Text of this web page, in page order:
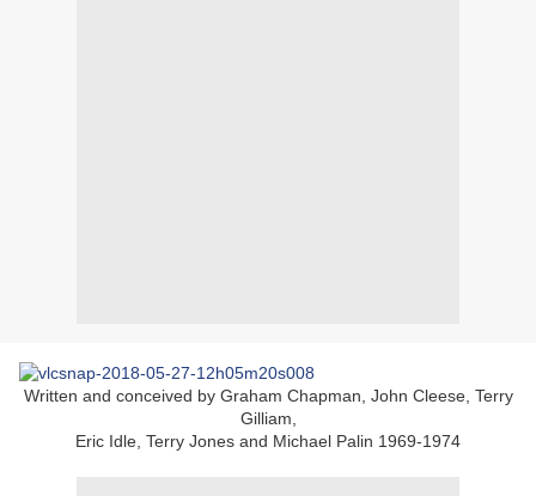
Written and conceived by Graham Chapman, John Cleese, Terry
Gilliam,
Eric Idle, Terry Jones and Michael Palin 1969-1974